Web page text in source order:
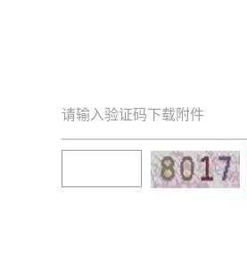
请输入验证码下载附件